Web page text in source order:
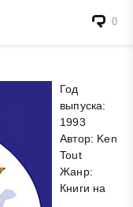
0
Год
выпуска:
1993
Автор: Ken
Tout
Жанр:
Книги на